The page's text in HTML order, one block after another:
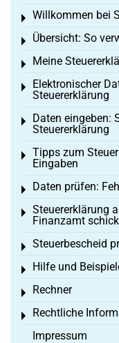
Willkommen bei
Toggle menu
Übersicht: So
Toggle menu
Meine
Toggle menu
Elektronischer
Steuererklärung
Toggle menu
Daten eingeben:
Steuererklärung
Toggle menu
Tipps zum
Eingaben
Toggle menu
Daten prüfen:
Toggle menu
Steuererklärung
Finanzamt
Toggle menu
Steuerbescheid
Toggle menu
Hilfe und
Toggle menu
Rechner
Toggle menu
Rechtliche
Toggle menu
Impressum